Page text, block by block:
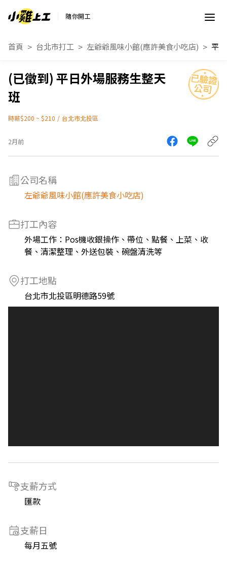
隨你開工
首頁 台北市打工 左爺爺風味小館(應許美食小吃店) 平
平日外場服務生整天
班
時薪$200 ~ $210 / 台北市北投區
2月前
公司名稱
左爺爺風味小館(應許美食小吃店)
打工內容
外場工作：Pos機收銀操作、帶位、點餐、上菜、收
餐、清潔整理、外送包裝、碗盤清洗等
打工地點
台北市北投區明德路59號
支薪方式
匯款
支薪日
每月五號